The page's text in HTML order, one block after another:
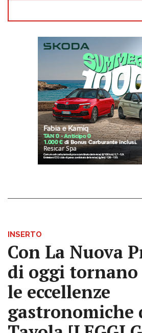
INSERTO
Con La Nuova
di oggi tornano
le eccellenze
gastronomiche